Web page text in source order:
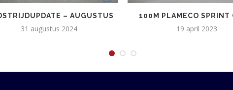
– AUGUSTUS
31 augustus 2024
100M PLAMECO SPRINT
19 april 2023